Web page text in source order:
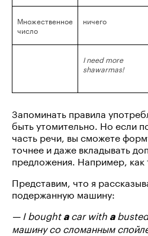
Множественное
число
ничего
I need more
shawarmas!
Запоминать правила
быть утомительно. Но если
часть речи, вы сможете
точнее и даже вкладывать
предложения. Например, как
Представим, что я
подержанную машину:
— I bought acar with a
машину со сломанным